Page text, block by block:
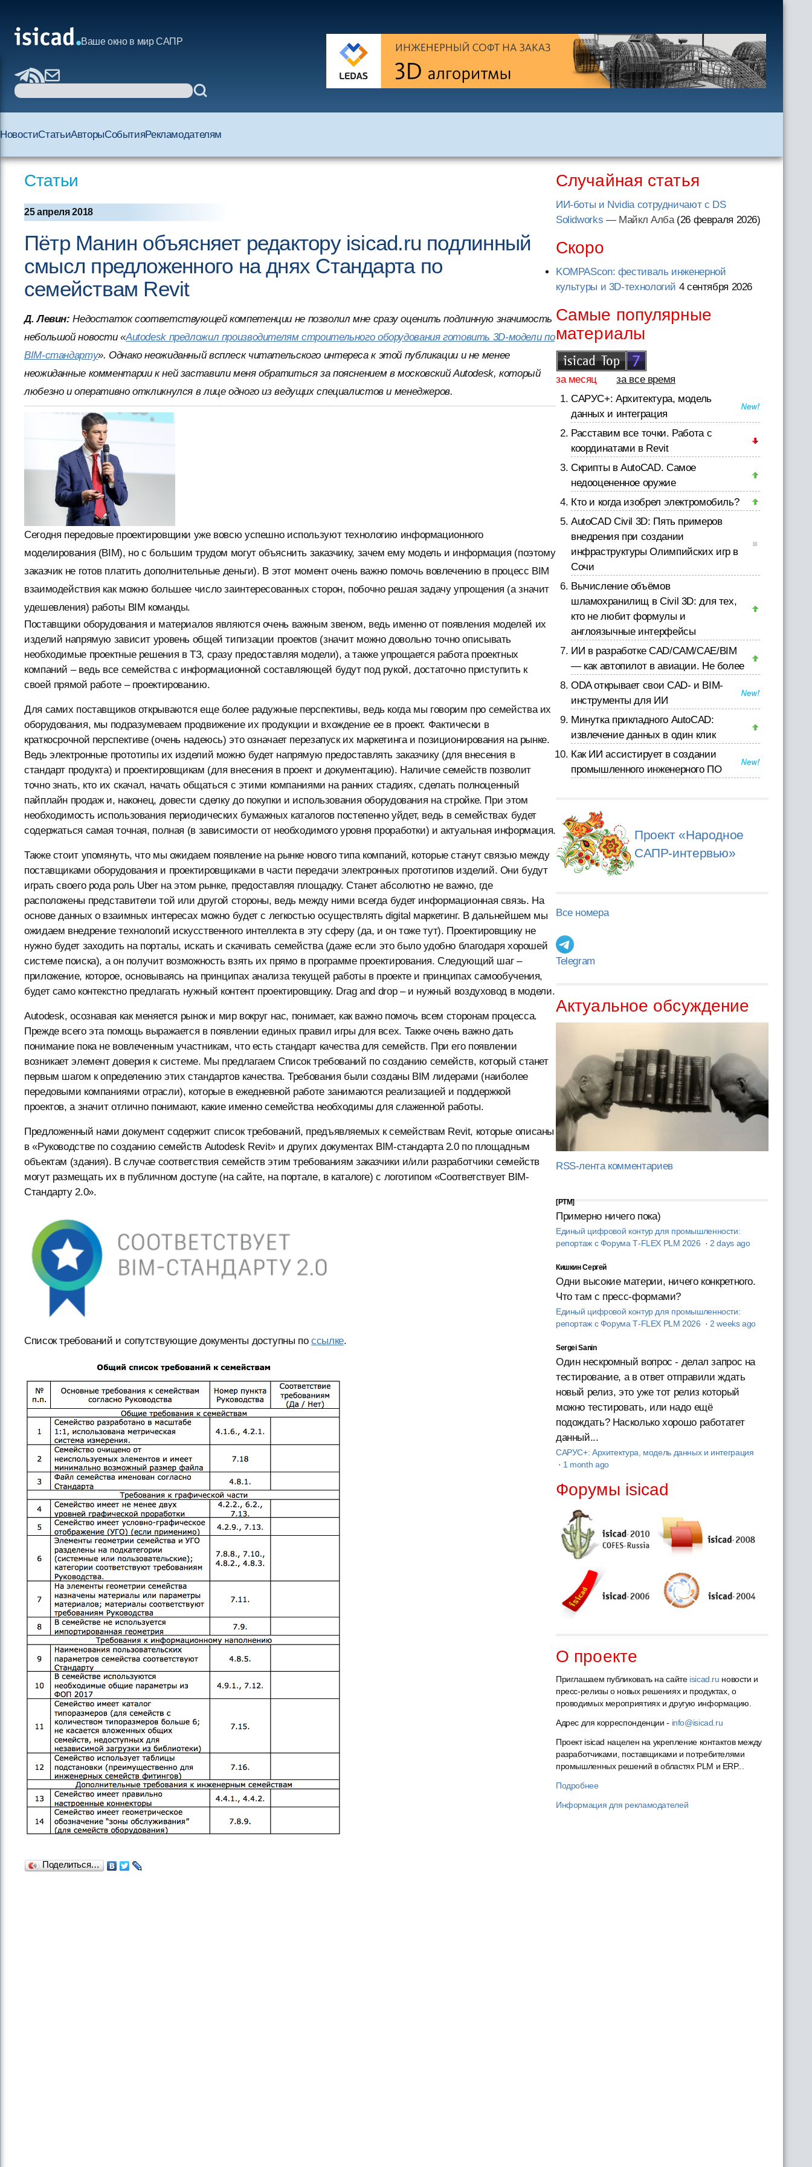
Ваше окно в мир САПР
НовостиСтатьиАвторыСобытияРекламодателям
Статьи
25 апреля 2018
Пётр Манин объясняет редактору isicad.ru подлинный
смысл предложенного на днях Стандарта по
семействам Revit
Д. Левин: Недостаток соответствующей компетенции не позволил мне сразу оценить подлинную значимость
небольшой новости «Autodesk предложил производителям строительного оборудования готовить 3D-модели по
BIM-стандарту». Однако неожиданный всплеск читательского интереса к этой публикации и не менее
неожиданные комментарии к ней заставили меня обратиться за пояснением в московский Autodesk, который
любезно и оперативно откликнулся в лице одного из ведущих специалистов и менеджеров.
Сегодня передовые проектировщики уже вовсю успешно используют технологию информационного
моделирования (BIM), но с большим трудом могут объяснить заказчику, зачем ему модель и информация (поэтому
заказчик не готов платить дополнительные деньги). В этот момент очень важно помочь вовлечению в процесс BIM
взаимодействия как можно большее число заинтересованных сторон, побочно решая задачу упрощения (а значит
удешевления) работы BIM команды.
Поставщики оборудования и материалов являются очень важным звеном, ведь именно от появления моделей их
изделий напрямую зависит уровень общей типизации проектов (значит можно довольно точно описывать
необходимые проектные решения в ТЗ, сразу предоставляя модели), а также упрощается работа проектных
компаний – ведь все семейства с информационной составляющей будут под рукой, достаточно приступить к
своей прямой работе – проектированию.
Для самих поставщиков открываются еще более радужные перспективы, ведь когда мы говорим про семейства их
оборудования, мы подразумеваем продвижение их продукции и вхождение ее в проект. Фактически в
краткосрочной перспективе (очень надеюсь) это означает перезапуск их маркетинга и позиционирования на рынке.
Ведь электронные прототипы их изделий можно будет напрямую предоставлять заказчику (для внесения в
стандарт продукта) и проектировщикам (для внесения в проект и документацию). Наличие семейств позволит
точно знать, кто их скачал, начать общаться с этими компаниями на ранних стадиях, сделать полноценный
пайплайн продаж и, наконец, довести сделку до покупки и использования оборудования на стройке. При этом
необходимость использования периодических бумажных каталогов постепенно уйдет, ведь в семействах будет
содержаться самая точная, полная (в зависимости от необходимого уровня проработки) и актуальная информация.
Также стоит упомянуть, что мы ожидаем появление на рынке нового типа компаний, которые станут связью между
поставщиками оборудования и проектировщиками в части передачи электронных прототипов изделий. Они будут
играть своего рода роль Uber на этом рынке, предоставляя площадку. Станет абсолютно не важно, где
расположены представители той или другой стороны, ведь между ними всегда будет информационная связь. На
основе данных о взаимных интересах можно будет с легкостью осуществлять digital маркетинг. В дальнейшем мы
ожидаем внедрение технологий искусственного интеллекта в эту сферу (да, и он тоже тут). Проектировщику не
нужно будет заходить на порталы, искать и скачивать семейства (даже если это было удобно благодаря хорошей
системе поиска), а он получит возможность взять их прямо в программе проектирования. Следующий шаг –
приложение, которое, основываясь на принципах анализа текущей работы в проекте и принципах самообучения,
будет само контекстно предлагать нужный контент проектировщику. Drag and drop – и нужный воздуховод в модели.
Autodesk, осознавая как меняется рынок и мир вокруг нас, понимает, как важно помочь всем сторонам процесса.
Прежде всего эта помощь выражается в появлении единых правил игры для всех. Также очень важно дать
понимание пока не вовлеченным участникам, что есть стандарт качества для семейств. При его появлении
возникает элемент доверия к системе. Мы предлагаем Список требований по созданию семейств, который станет
первым шагом к определению этих стандартов качества. Требования были созданы BIM лидерами (наиболее
передовыми компаниями отрасли), которые в ежедневной работе занимаются реализацией и поддержкой
проектов, а значит отлично понимают, какие именно семейства необходимы для слаженной работы.
Предложенный нами документ содержит список требований, предъявляемых к семействам Revit, которые описаны
в «Руководстве по созданию семейств Autodesk Revit» и других документах BIM-стандарта 2.0 по площадным
объектам (здания). В случае соответствия семейств этим требованиям заказчики и/или разработчики семейств
могут размещать их в публичном доступе (на сайте, на портале, в каталоге) с логотипом «Соответствует BIM-
Стандарту 2.0».
Список требований и сопутствующие документы доступны поссылке.
Поделиться…
Случайная статья
ИИ-боты и Nvidia сотрудничают с DS
Solidworks — Майкл Алба (26 февраля 2026)
Скоро
KOMPAScon: фестиваль инженерной
культуры и 3D-технологий 4 сентября 2026
Самые популярные
материалы
за месяц
за все время
САРУС+: Архитектура, модель
данных и интеграция
Расставим все точки. Работа с
координатами в Revit
Скрипты в AutoCAD. Самое
недооцененное оружие
Кто и когда изобрел электромобиль?
AutoCAD Civil 3D: Пять примеров
внедрения при создании
инфраструктуры Олимпийских игр в
Сочи
Вычисление объёмов
шламохранилищ в Civil 3D: для тех,
кто не любит формулы и
англоязычные интерфейсы
ИИ в разработке CAD/CAM/CAE/BIM
— как автопилот в авиации. Не более
ODA открывает свои CAD- и BIM-
инструменты для ИИ
Минутка прикладного AutoCAD:
извлечение данных в один клик
Как ИИ ассистирует в создании
промышленного инженерного ПО
Проект «Народное
САПР-интервью»
Все номера
Telegram
Актуальное обсуждение
RSS-лента комментариев
[PTM]
Примерно ничего пока)
Единый цифровой контур для промышленности:
репортаж с Форума T‑FLEX PLM 2026 · 2 days ago
Кишкин Сергей
Одни высокие материи, ничего конкретного.
Что там с пресс-формами?
Единый цифровой контур для промышленности:
репортаж с Форума T‑FLEX PLM 2026 · 2 weeks ago
Sergei Sanin
Один нескромный вопрос - делал запрос на
тестирование, а в ответ отправили ждать
новый релиз, это уже тот релиз который
можно тестировать, или надо ещё
подождать? Насколько хорошо работатет
данный...
САРУС+: Архитектура, модель данных и интеграция
· 1 month ago
Форумы isicad
О проекте
Приглашаем публиковать на сайте isicad.ru новости и
пресс-релизы о новых решениях и продуктах, о
проводимых мероприятиях и другую информацию.
Адрес для корреспонденции - info@isicad.ru
Проект isicad нацелен на укрепление контактов между
разработчиками, поставщиками и потребителями
промышленных решений в областях PLM и ERP...
Подробнее
Информация для рекламодателей